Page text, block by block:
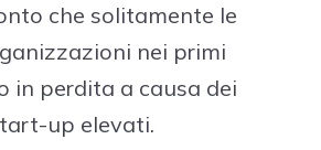
che solitamente le
nei primi
in perdita a causa dei
up elevati.